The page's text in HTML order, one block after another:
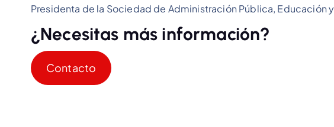
Presidenta de la Sociedad de Administración Pública, Educación
¿Necesitas más información?
Contacto